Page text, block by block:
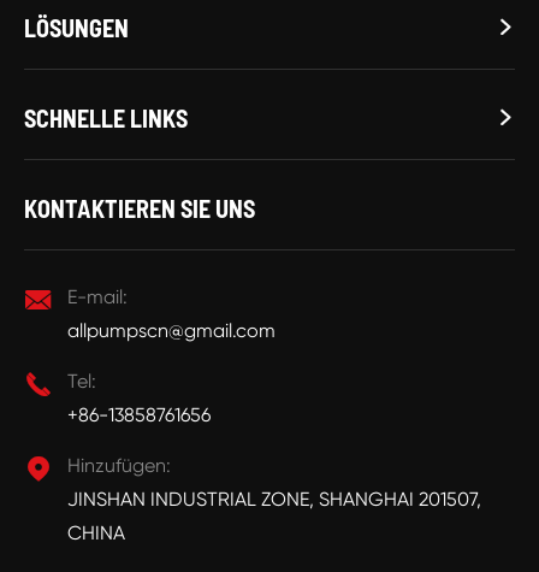
LÖSUNGEN 
SCHNELLE LINKS 
KONTAKTIEREN SIE UNS

E-mail:
allpumpscn@gmail.com

Tel:
+86-13858761656

Hinzufügen:
JINSHAN INDUSTRIAL ZONE, SHANGHAI 201507,
CHINA